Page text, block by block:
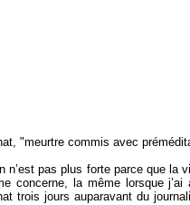
"meurtre commis avec
n’est pas plus forte parce que
concerne, la même lorsque j’ai
trois jours auparavant du